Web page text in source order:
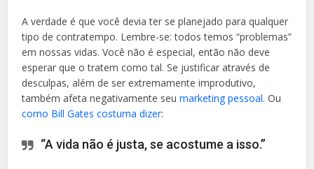
A verdade é que você devia ter se planejado para qualquer
tipo de contratempo. Lembre-se: todos temos “problemas”
em nossas vidas. Você não é especial, então não deve
esperar que o tratem como tal. Se justificar através de
desculpas, além de ser extremamente improdutivo,
também afeta negativamente seumarketing pessoal. Ou
como Bill Gates costuma dizer:
“A vida não é justa, se acostume a isso.”